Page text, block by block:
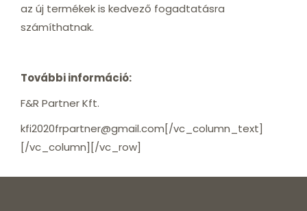
az új termékek is kedvező fogadtatásra
számíthatnak.
További információ:
F&R Partner Kft.
kfi2020frpartner@gmail.com[/vc_column_text]
[/vc_column][/vc_row]